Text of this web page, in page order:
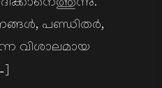
പണ്ഡിതര്‍,
വിശാലമായ